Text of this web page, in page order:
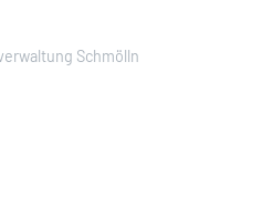
Schmölln